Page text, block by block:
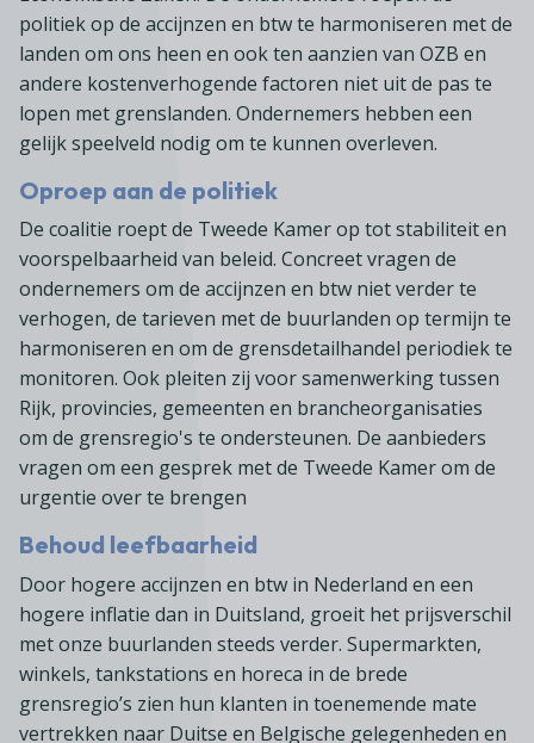
politiek op de accijnzen en btw te harmoniseren met de
landen om ons heen en ook ten aanzien van OZB en
andere kostenverhogende factoren niet uit de pas te
lopen met grenslanden. Ondernemers hebben een
gelijk speelveld nodig om te kunnen overleven.
Oproep aan de politiek
De coalitie roept de Tweede Kamer op tot stabiliteit en
voorspelbaarheid van beleid. Concreet vragen de
ondernemers om de accijnzen en btw niet verder te
verhogen, de tarieven met de buurlanden op termijn te
harmoniseren en om de grensdetailhandel periodiek te
monitoren. Ook pleiten zij voor samenwerking tussen
Rijk, provincies, gemeenten en brancheorganisaties
om de grensregio's te ondersteunen. De aanbieders
vragen om een gesprek met de Tweede Kamer om de
urgentie over te brengen
Behoud leefbaarheid
Door hogere accijnzen en btw in Nederland en een
hogere inflatie dan in Duitsland, groeit het prijsverschil
met onze buurlanden steeds verder. Supermarkten,
winkels, tankstations en horeca in de brede
grensregio’s zien hun klanten in toenemende mate
vertrekken naar Duitse en Belgische gelegenheden en